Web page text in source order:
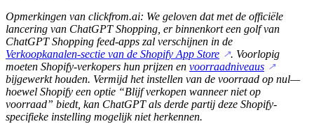
Opmerkingen van clickfrom.ai: We geloven dat met de officiële
lancering van ChatGPT Shopping, er binnenkort een golf van
ChatGPT Shopping feed-apps zal verschijnen in de
Verkoopkanalen-sectie van de Shopify App Store ↗. Voorlopig
moeten Shopify-verkopers hun prijzen en voorraadniveaus ↗
bijgewerkt houden. Vermijd het instellen van de voorraad op nul—
hoewel Shopify een optie “Blijf verkopen wanneer niet op
voorraad” biedt, kan ChatGPT als derde partij deze Shopify-
specifieke instelling mogelijk niet herkennen.